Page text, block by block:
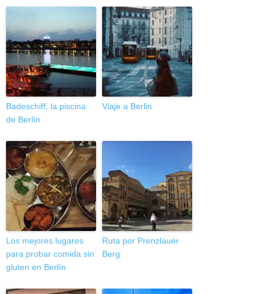
Badeschiff, la piscina
de Berlín
Viaje a Berlin
Los mejores lugares
para probar comida sin
gluten en Berlín
Ruta por Prenzlauer
Berg